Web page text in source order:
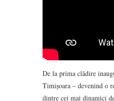
De la prima clădire
Timișoara – devenind o
dintre cei mai dinamici